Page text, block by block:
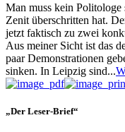
Man muss kein Politologe
Zenit überschritten hat.
jetzt faktisch zu zwei
Aus meiner Sicht ist das
paar Demonstrationen
sinken. In Leipzig sind...
„Der Leser-Brief“